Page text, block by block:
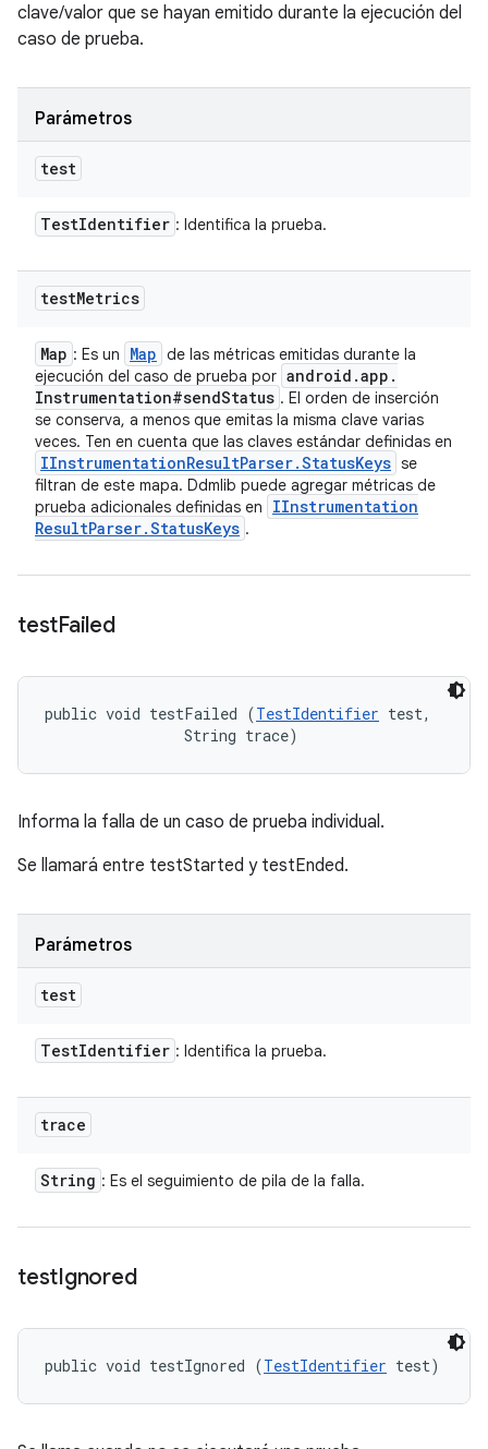
clave/valor que se hayan emitido durante la ejecución del
caso de prueba.
Parámetros
test
TestIdentifier : Identifica la prueba.
testMetrics
Map : Es un Map de las métricas emitidas durante la
ejecución del caso de prueba por android .app .
Instrumentation#sendStatus . El orden de inserción
se conserva, a menos que emitas la misma clave varias
veces. Ten en cuenta que las claves estándar definidas en
IInstrumentationResultParser.StatusKeys se
filtran de este mapa. Ddmlib puede agregar métricas de
prueba adicionales definidas en
IInstrumentation
ResultParser.StatusKeys .
testFailed
public void testFailed (TestIdentifier test,
                String trace)
Informa la falla de un caso de prueba individual.
Se llamará entre testStarted y testEnded.
Parámetros
test
TestIdentifier : Identifica la prueba.
trace
String : Es el seguimiento de pila de la falla.
testIgnored
public void testIgnored (TestIdentifier test)